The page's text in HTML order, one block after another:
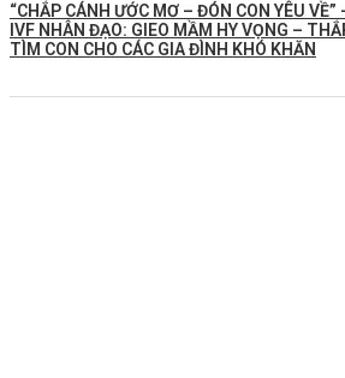
“CHẮP CÁNH ƯỚC MƠ – ĐÓN CON YÊU
IVF NHÂN ĐẠO: GIEO MẦM HY VỌNG –
TÌM CON CHO CÁC GIA ĐÌNH KHÓ KHĂN